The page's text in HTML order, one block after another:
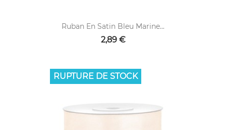
Ruban En Satin Bleu Marine...
2,89 €
RUPTURE DE STOCK